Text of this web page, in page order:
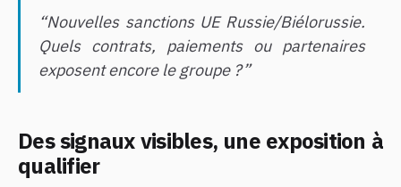
“Nouvelles sanctions UE Russie/Biélorussie.
Quels contrats, paiements ou partenaires
exposent encore le groupe ?”
Des signaux visibles, une exposition à
qualifier